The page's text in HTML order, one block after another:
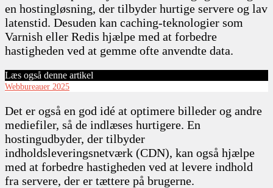
en hostingløsning, der tilbyder hurtige servere og lav
latenstid. Desuden kan caching-teknologier som
Varnish eller Redis hjælpe med at forbedre
hastigheden ved at gemme ofte anvendte data.
Læs også denne artikel
Webbureauer 2025
Det er også en god idé at optimere billeder og andre
mediefiler, så de indlæses hurtigere. En
hostingudbyder, der tilbyder
indholdsleveringsnetværk (CDN), kan også hjælpe
med at forbedre hastigheden ved at levere indhold
fra servere, der er tættere på brugerne.